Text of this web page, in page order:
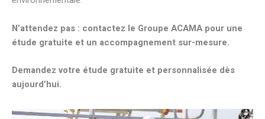
N’attendez pas : contactez le Groupe ACAMA pour une
étude gratuite et un accompagnement sur-mesure.
Demandez votre étude gratuite et personnalisée dès
aujourd’hui.